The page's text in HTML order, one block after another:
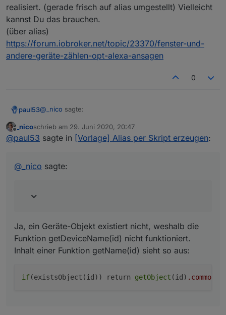
realisiert. (gerade frisch auf alias umgestellt) Vielleicht
kannst Du das brauchen.
(über alias)
https://forum.iobroker.net/topic/23370/fenster-und-
andere-geräte-zählen-opt-alexa-ansagen
0
paul53@ _nico sagte:
dann brauche ich den Namen des Datenpunktes,
Funktion getDeviceName(id) nicht funktioniert.
Inhalt einer Funktion getName(id) sieht so aus:
Offline
_nicoschrieb am 29. Juni 2020, 20:47
zuletzt editiert von
@paul53 sagte in [Vorlage] Alias per Skript erzeugen:
@ _nico sagte:
Ja, ein Geräte-Objekt existiert nicht, weshalb die
Funktion getDeviceName(id) nicht funktioniert.
Inhalt einer Funktion getName(id) sieht so aus:
if(existsObject(id)) return getObject (id) .common